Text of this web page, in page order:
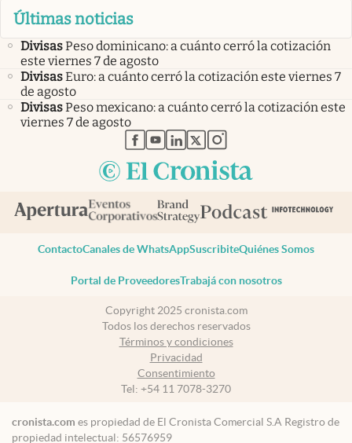
Últimas noticias
DivisasPeso dominicano: a cuánto cerró la cotización
este viernes 7 de agosto
DivisasEuro: a cuánto cerró la cotización este viernes 7
de agosto
DivisasPeso mexicano: a cuánto cerró la cotización este
viernes 7 de agosto
abre en nueva pestaña
abre en nueva pestaña
abre en nueva pestaña
abre en nueva pestaña
abre en nueva pestaña
ContactoCanales de WhatsAppSuscribiteQuiénes Somos
Portal de ProveedoresTrabajá con nosotros
Copyright 2025 cronista.com
Todos los derechos reservados
Términos y condiciones
Privacidad
Consentimiento
Tel: +54 11 7078-3270
cronista.com es propiedad de El Cronista Comercial S.A Registro de
propiedad intelectual: 56576959